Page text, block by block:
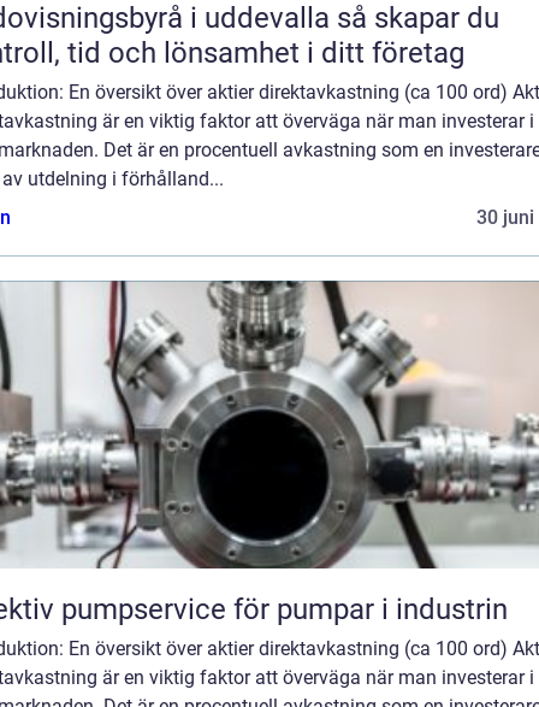
i uddevalla så skapar du
tid och lönsamhet i ditt företag
En översikt över aktier direktavkastning (ca 100 ord)
är en viktig faktor att överväga när man investerar i
Det är en procentuell avkastning som en
utdelning i förhålland...
30 juni
pumpservice för pumpar i industrin
En översikt över aktier direktavkastning (ca 100 ord)
är en viktig faktor att överväga när man investerar i